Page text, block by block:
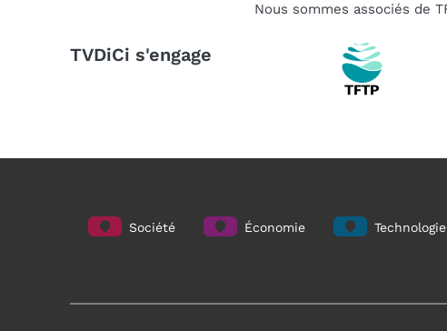
TVDiCi s'engage
Nous sommes associés de
Société Économie Technologie